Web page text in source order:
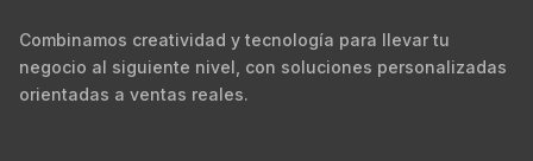
Combinamos creatividad y tecnología para llevar tu
negocio al siguiente nivel, con soluciones personalizadas
orientadas a ventas reales.